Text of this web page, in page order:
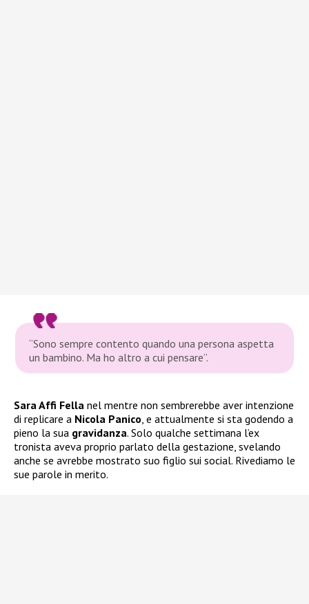
“Sono sempre contento quando una persona aspetta
un bambino. Ma ho altro a cui pensare”.
Sara Affi Fella nel mentre non sembrerebbe aver intenzione
di replicare a Nicola Panico , e attualmente si sta godendo a
pieno la sua gravidanza. Solo qualche settimana l’ex
tronista aveva proprio parlato della gestazione, svelando
anche se avrebbe mostrato suo figlio sui social. Rivediamo le
sue parole in merito.